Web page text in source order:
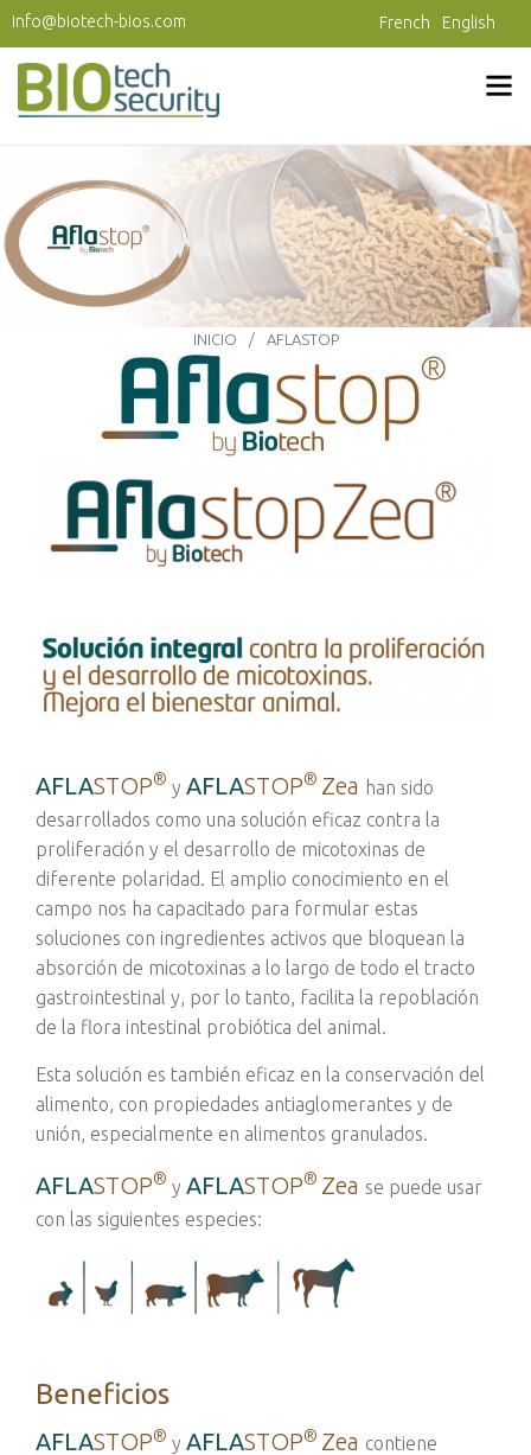
Pasar al contenido principal
info@biotech-bios.com English
French
INICIO AFLASTOP
AFLASTOP® y AFLASTOP® Zea han sido
desarrollados como una solución eficaz contra la
proliferación y el desarrollo de micotoxinas de
diferente polaridad. El amplio conocimiento en el
campo nos ha capacitado para formular estas
soluciones con ingredientes activos que bloquean la
absorción de micotoxinas a lo largo de todo el tracto
gastrointestinal y, por lo tanto, facilita la repoblación
de la flora intestinal probiótica del animal.
Esta solución es también eficaz en la conservación del
alimento, con propiedades antiaglomerantes y de
unión, especialmente en alimentos granulados.
AFLASTOP® y AFLASTOP® Zea se puede usar
con las siguientes especies:
Beneficios
AFLASTOP® y AFLASTOP® Zea contiene